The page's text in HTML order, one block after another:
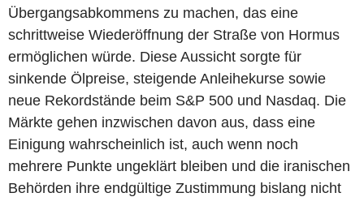
Übergangsabkommens zu machen, das eine
schrittweise Wiederöffnung der Straße von Hormus
ermöglichen würde. Diese Aussicht sorgte für
sinkende Ölpreise, steigende Anleihekurse sowie
neue Rekordstände beim S&P 500 und Nasdaq. Die
Märkte gehen inzwischen davon aus, dass eine
Einigung wahrscheinlich ist, auch wenn noch
mehrere Punkte ungeklärt bleiben und die iranischen
Behörden ihre endgültige Zustimmung bislang nicht